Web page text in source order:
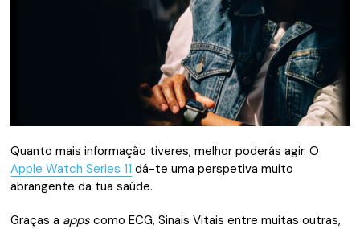
Quanto mais informação tiveres, melhor poderás agir. O
Apple Watch Series 11 dá-te uma perspetiva muito
abrangente da tua saúde.
Graças a apps como ECG, Sinais Vitais entre muitas outras,